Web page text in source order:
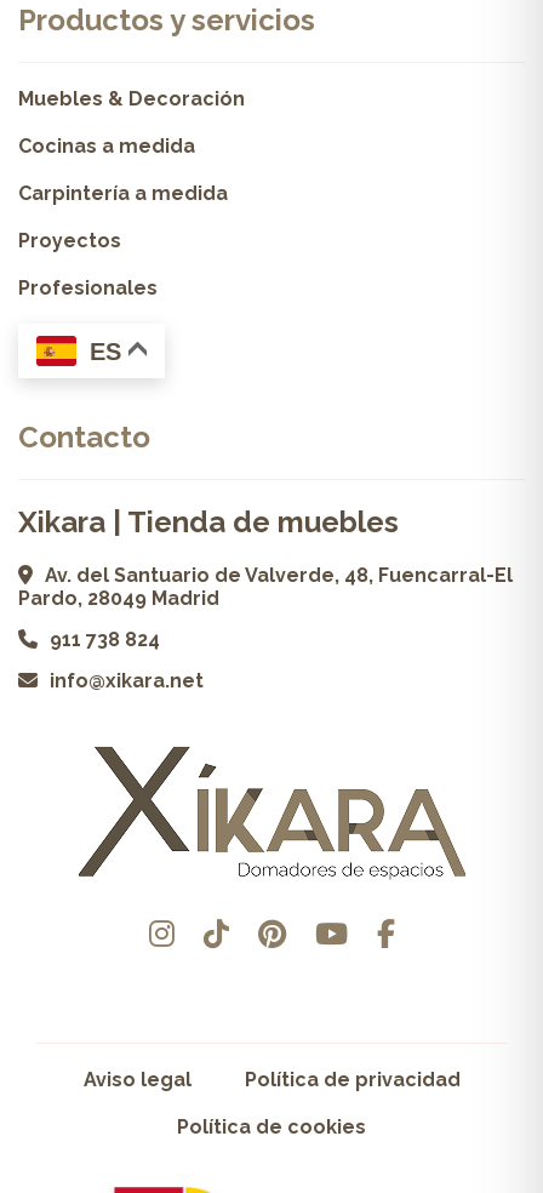
Productos y servicios
Muebles & Decoración
Cocinas a medida
Carpintería a medida
Proyectos
Profesionales
ES
Contacto
Xikara | Tienda de muebles
Av. del Santuario de Valverde, 48, Fuencarral-El
Pardo, 28049 Madrid
911 738 824
info@xikara.net
Aviso legal Política de privacidad
Política de cookies